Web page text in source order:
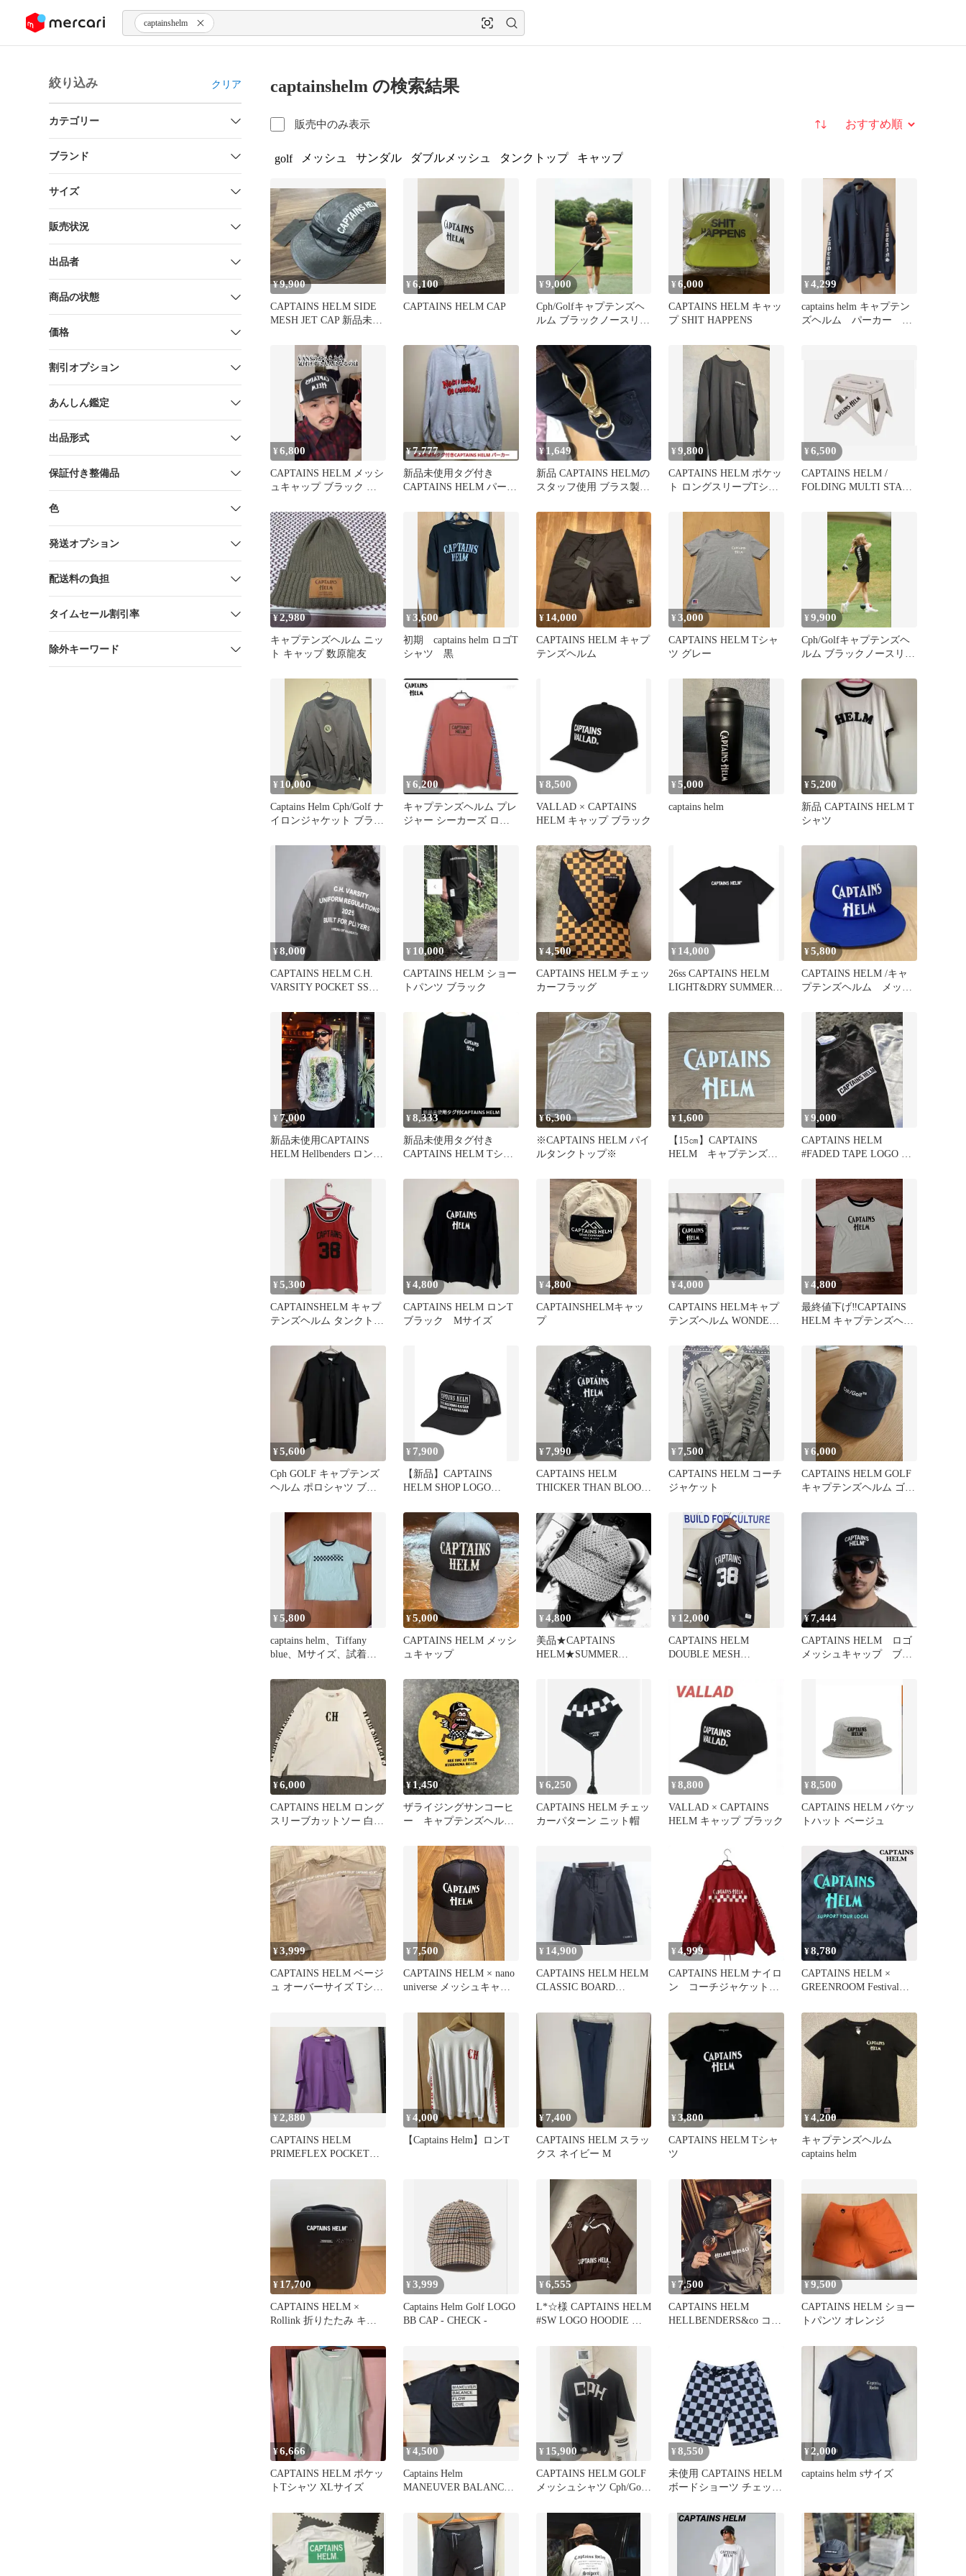
ツにスキップ captainshelm
絞り込み クリア
カテゴリー
ブランド
サイズ
販売状況
出品者
商品の状態
価格
割引オプション
あんしん鑑定
出品形式
保証付き整備品
色
発送オプション
配送料の負担
タイムセール割引率
除外キーワード
captainshelm の検索結果
販売中のみ表示 並び替え
golf メッシュ サンダル ダブルメッシュ タンクトップ キャップ
¥9,900
CAPTAINS HELM SIDE
MESH JET CAP 新品未使
¥6,100
CAPTAINS HELM CAP
¥9,000
Cph/Golfキャプテンズヘ
ルム ブラックノースリー
¥6,000
CAPTAINS HELM キャッ
プ SHIT HAPPENS
¥4,299
captains helm キャプテン
ズヘルム パーカー フ
¥6,800
CAPTAINS HELM メッシ
ュキャップ ブラック ホ
¥7,777
新品未使用タグ付き
CAPTAINS HELM パーカ
¥1,649
新品 CAPTAINS HELMの
スタッフ使用 ブラス製キ
¥9,800
CAPTAINS HELM ポケッ
ト ロングスリーブTシャ
¥6,500
CAPTAINS HELM /
FOLDING MULTI STAND
¥2,980
キャプテンズヘルム ニッ
ト キャップ 数原龍友
¥3,600
初期 captains helm ロゴT
シャツ 黒
¥ 14,000
CAPTAINS HELM キャプ
テンズヘルム
¥3,000
CAPTAINS HELM Tシャ
ツ グレー
¥9,900
Cph/Golfキャプテンズヘ
ルム ブラックノースリー
¥ 10,000
Captains Helm Cph/Golf ナ
イロンジャケット ブラッ
¥ 6,200
キャプテンズヘルム プレ
ジャー シーカーズ ロン
¥ 8,500
VALLAD × CAPTAINS
HELM キャップ ブラック
¥5,000
captains helm
¥5,200
新品 CAPTAINS HELM T
シャツ
¥8,000
CAPTAINS HELM C.H.
VARSITY POCKET SS
¥ 10,000
CAPTAINS HELM ショー
トパンツ ブラック
¥4,500
CAPTAINS HELM チェッ
カーフラッグ
¥ 14,000
26ss CAPTAINS HELM
LIGHT&DRY SUMMER
¥5,800
CAPTAINS HELM /キャ
プテンズヘルム メッシ
¥ 7,000
新品未使用CAPTAINS
HELM Hellbenders ロンtee
¥8,333
新品未使用タグ付き
CAPTAINS HELM Tシャ
¥6,300
※CAPTAINS HELM パイ
ルタンクトップ※
¥1,600
【15㎝】CAPTAINS
HELM キャプテンズヘ
¥9,000
CAPTAINS HELM
#FADED TAPE LOGO LS
¥5,300
CAPTAINSHELM キャプ
テンズヘルム タンクトッ
¥4,800
CAPTAINS HELM ロンT
ブラック Mサイズ
¥4,800
CAPTAINSHELMキャッ
プ
¥4,000
CAPTAINS HELMキャプ
テンズヘルム WONDER
¥4,800
最終値下げ‼️CAPTAINS
HELM キャプテンズヘル
¥5,600
Cph GOLF キャプテンズ
ヘルム ポロシャツ ブラ
¥ 7,900
【新品】CAPTAINS
HELM SHOP LOGO
¥ 7,990
CAPTAINS HELM
THICKER THAN BLOOD
¥ 7,500
CAPTAINS HELM コーチ
ジャケット
¥6,000
CAPTAINS HELM GOLF
キャプテンズヘルム ゴル
¥5,800
captains helm、Tiffany
blue、Mサイズ、試着の
¥5,000
CAPTAINS HELM メッシ
ュキャップ
¥4,800
美品★CAPTAINS
HELM★SUMMER
¥ 12,000
CAPTAINS HELM
DOUBLE MESH
¥7,444
CAPTAINS HELM ロゴ
メッシュキャップ ブラ
¥6,000
CAPTAINS HELM ロング
スリーブカットソー 白 L
¥1,450
ザライジングサンコーヒ
ー キャプテンズヘル
カー イエロー
¥6,250
CAPTAINS HELM チェッ
カーパターン ニット帽
¥ 8,800
VALLAD × CAPTAINS
HELM キャップ ブラック
¥8,500
CAPTAINS HELM バケッ
トハット ベージュ
¥3,999
CAPTAINS HELM ベージ
ュ オーバーサイズ Tシャ
¥ 7,500
CAPTAINS HELM × nano
universe メッシュキャッ
¥ 14,900
CAPTAINS HELM HELM
CLASSIC BOARD
¥ 4,999
CAPTAINS HELM ナイロ
ン コーチジャケット
¥8,780
CAPTAINS HELM ×
GREENROOM Festival
¥2,880
CAPTAINS HELM
PRIMEFLEX POCKET
プライム フレックス 胸
ックプリント メンズ サ
イズL
¥4,000
【Captains Helm】ロンT
¥ 7,400
CAPTAINS HELM スラッ
クス ネイビー M
¥3,800
CAPTAINS HELM Tシャ
ツ
¥4,200
キャプテンズヘルム
captains helm
¥ 17,700
CAPTAINS HELM ×
Rollink 折りたたみ キャ
¥3,999
Captains Helm Golf LOGO
BB CAP - CHECK -
¥6,555
L*☆様 CAPTAINS HELM
#SW LOGO HOODIE ブ
¥ 7,500
CAPTAINS HELM
HELLBENDERS&co コラ
¥9,500
CAPTAINS HELM ショー
トパンツ オレンジ
¥6,666
CAPTAINS HELM ポケッ
トTシャツ XLサイズ
¥4,500
Captains Helm
MANEUVER BALANCE
¥ 15,900
CAPTAINS HELM GOLF
メッシュシャツ Cph/Golf
¥ 8,550
未使用 CAPTAINS HELM
ボードショーツ チェッカ
¥2,000
captains helm sサイズ